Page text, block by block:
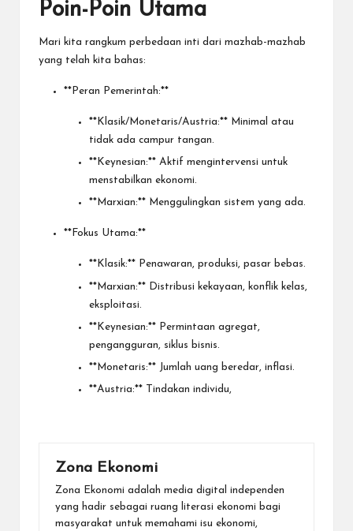
Poin-Poin Utama
Mari kita rangkum perbedaan inti dari mazhab-mazhab
yang telah kita bahas:
**Peran Pemerintah:**
**Klasik/Monetaris/Austria:** Minimal atau
tidak ada campur tangan.
**Keynesian:** Aktif mengintervensi untuk
menstabilkan ekonomi.
**Marxian:** Menggulingkan sistem yang ada.
**Fokus Utama:**
**Klasik:** Penawaran, produksi, pasar bebas.
**Marxian:** Distribusi kekayaan, konflik kelas,
eksploitasi.
**Keynesian:** Permintaan agregat,
pengangguran, siklus bisnis.
**Monetaris:** Jumlah uang beredar, inflasi.
**Austria:** Tindakan individu,
Zona Ekonomi
Zona Ekonomi adalah media digital independen
yang hadir sebagai ruang literasi ekonomi bagi
masyarakat untuk memahami isu ekonomi,